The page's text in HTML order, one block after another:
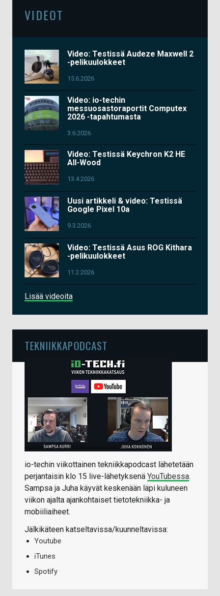
VIDEOT
Video: Testissä Audeze Maxwell 2
-pelikuulokkeet
15.6.2026
Video: io-techin
messuosastoraportit Computex
2026 -tapahtumasta
3.6.2026
Video: Testissä Keychron K2 HE
All-Wood
13.4.2026
Uusi artikkeli & video: Testissä
Google Pixel 10a
9.3.2026
Video: Testissä Asus ROG Kithara
-pelikuulokkeet
11.2.2026
Lisää videoita
TEKNIIKKAPODCAST
io-techin viikottainen tekniikkapodcast lähetetään
perjantaisin klo 15 live-lähetyksenä YouTubessa.
Sampsa ja Juha käyvät keskenään läpi kuluneen
viikon ajalta ajankohtaiset tietotekniikka- ja
mobiiliaiheet.
Jälkikäteen katseltavissa/kuunneltavissa:
Youtube
iTunes
Spotify